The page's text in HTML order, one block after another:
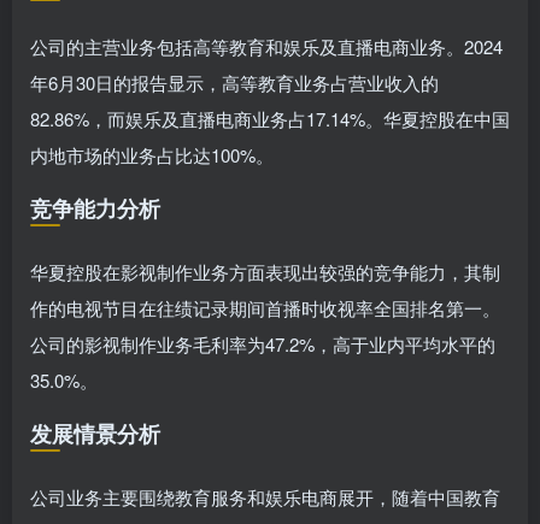
公司的主营业务包括高等教育和娱乐及直播电商业务。2024
年6月30日的报告显示，高等教育业务占营业收入的
82.86%，而娱乐及直播电商业务占17.14%。华夏控股在中国
内地市场的业务占比达100%。
竞争能力分析
华夏控股在影视制作业务方面表现出较强的竞争能力，其制
作的电视节目在往绩记录期间首播时收视率全国排名第一。
公司的影视制作业务毛利率为47.2%，高于业内平均水平的
35.0%。
发展情景分析
公司业务主要围绕教育服务和娱乐电商展开，随着中国教育